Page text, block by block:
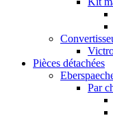
Pièces détachées
Par